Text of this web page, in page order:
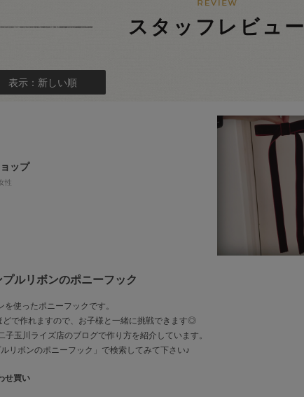
スタッフレビュー
表示：新しい順
ップ
性
ルリボンのポニーフック
使ったポニーフックです。
で作れますので、お子様と一緒に挑戦できます◎
玉川ライズ店のブログで作り方を紹介しています。
リボンのポニーフック」で検索してみて下さい♪
せ買い